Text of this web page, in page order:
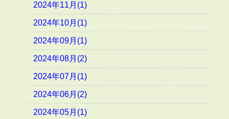
2024年11月(1)
2024年10月(1)
2024年09月(1)
2024年08月(2)
2024年07月(1)
2024年06月(2)
2024年05月(1)